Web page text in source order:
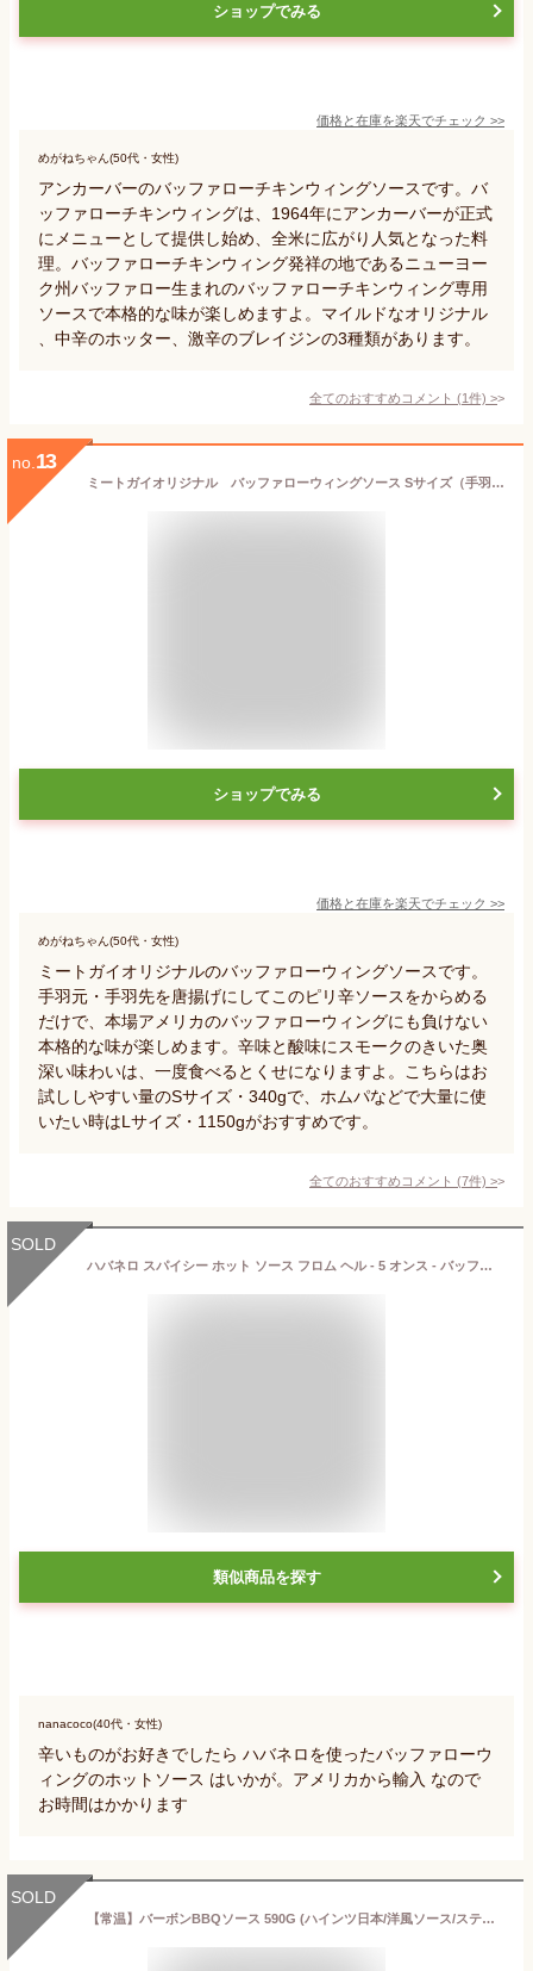
ショップでみる
価格と在庫を楽天でチェック >>
めがねちゃん(50代・女性)
アンカーバーのバッファローチキンウィングソースです。バ
ッファローチキンウィングは、1964年にアンカーバーが正式
にメニューとして提供し始め、全米に広がり人気となった料
理。バッファローチキンウィング発祥の地であるニューヨー
ク州バッファロー生まれのバッファローチキンウィング専用
ソースで本格的な味が楽しめますよ。マイルドなオリジナル
、中辛のホッター、激辛のブレイジンの3種類があります。
全てのおすすめコメント (1件) >
no. 13
ミートガイオリジナル バッファローウィングソース Sサイズ（手羽元・手羽先唐揚のピリ辛ソース）【ネイキッドウィングソース】-SP129
ショップでみる
価格と在庫を楽天でチェック >>
めがねちゃん(50代・女性)
ミートガイオリジナルのバッファローウィングソースです。
手羽元・手羽先を唐揚げにしてこのピリ辛ソースをからめる
だけで、本場アメリカのバッファローウィングにも負けない
本格的な味が楽しめます。辛味と酸味にスモークのきいた奥
深い味わいは、一度食べるとくせになりますよ。こちらはお
試ししやすい量のSサイズ・340gで、ホムパなどで大量に使
いたい時はLサイズ・1150gがおすすめです。
全てのおすすめコメント (7件) >
SOLD
ハバネロ スパイシー ホット ソース フロム ヘル - 5 オンス - バッファローウィング、ステーキ、チリ用のプレミアムグルメスパイシーホットハバネロソース - 警告 - 勇気があるなら試してみてください！ ASS KICKIN' Habanero Spicy Hot Sauce From
類似商品を探す
nanacoco(40代・女性)
辛いものがお好きでしたら ハバネロを使ったバッファローウ
ィングのホットソース はいかが。アメリカから輸入 なので
お時間はかかります
SOLD
【常温】バーボンBBQソース 590G (ハインツ日本/洋風ソース/ステーキソース) 業務用